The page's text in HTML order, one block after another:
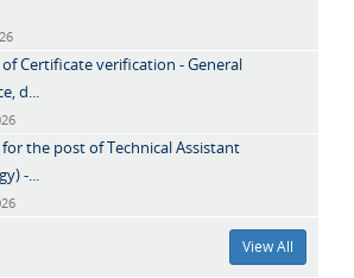
Certificate verification - General
d...
for the post of Technical Assistant
-...
View All